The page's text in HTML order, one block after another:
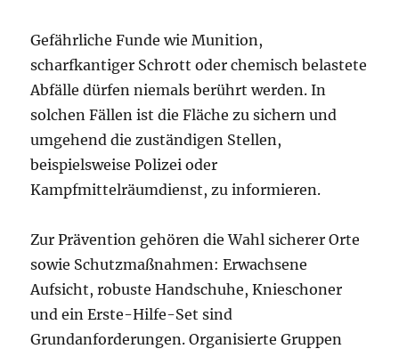
Gefährliche Funde wie Munition,
scharfkantiger Schrott oder chemisch belastete
Abfälle dürfen niemals berührt werden. In
solchen Fällen ist die Fläche zu sichern und
umgehend die zuständigen Stellen,
beispielsweise Polizei oder
Kampfmittelräumdienst, zu informieren.
Zur Prävention gehören die Wahl sicherer Orte
sowie Schutzmaßnahmen: Erwachsene
Aufsicht, robuste Handschuhe, Knieschoner
und ein Erste-Hilfe-Set sind
Grundanforderungen. Organisierte Gruppen